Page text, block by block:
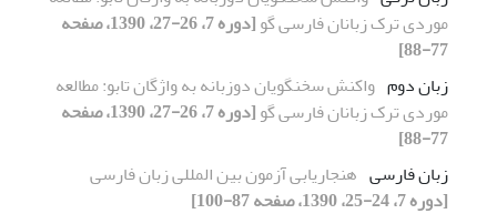
موردی ترک زبانان فارسی گو
[دوره 7، 26-27، 1390، صفحه
77-88]
زبان دوم واکنش سخنگویان دوزبانه به واژگان تابو: مطالعه
موردی ترک زبانان فارسی گو
[دوره 7، 26-27، 1390، صفحه
77-88]
زبان فارسی هنجاریابی آزمون بین المللی زبان فارسی
[دوره 7، 24-25، 1390، صفحه 87-100]